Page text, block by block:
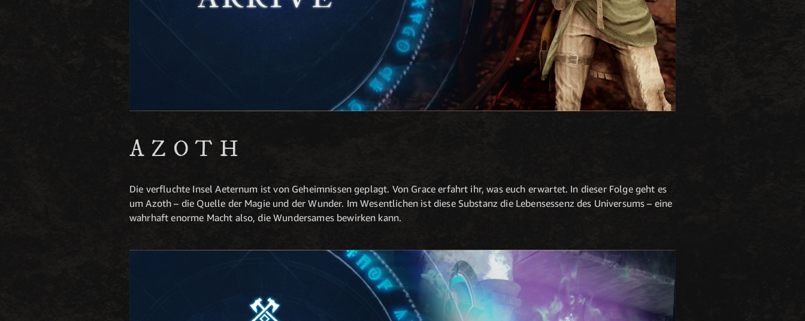
AZOTH
Die verfluchte Insel Aeternum ist von Geheimnissen geplagt. Von Grace erfahrt ihr, was euch erwartet. In dieser Folge geht es
um Azoth – die Quelle der Magie und der Wunder. Im Wesentlichen ist diese Substanz die Lebensessenz des Universums – eine
wahrhaft enorme Macht also, die Wundersames bewirken kann.